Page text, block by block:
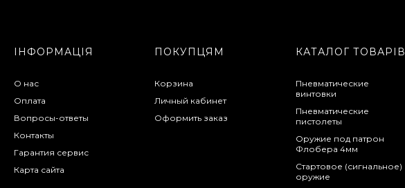
ІНФОРМАЦІЯ
О нас
Оплата
Вопросы-ответы
Контакты
Гарантия сервис
Карта сайта
ПОКУПЦЯМ
Корзина
Личный кабинет
Оформить заказ
КАТАЛОГ ТОВАРІВ
Пневматические
винтовки
Пневматические
пистолеты
Оружие под патрон
Флобера 4мм
Стартовое (сигнальное)
оружие